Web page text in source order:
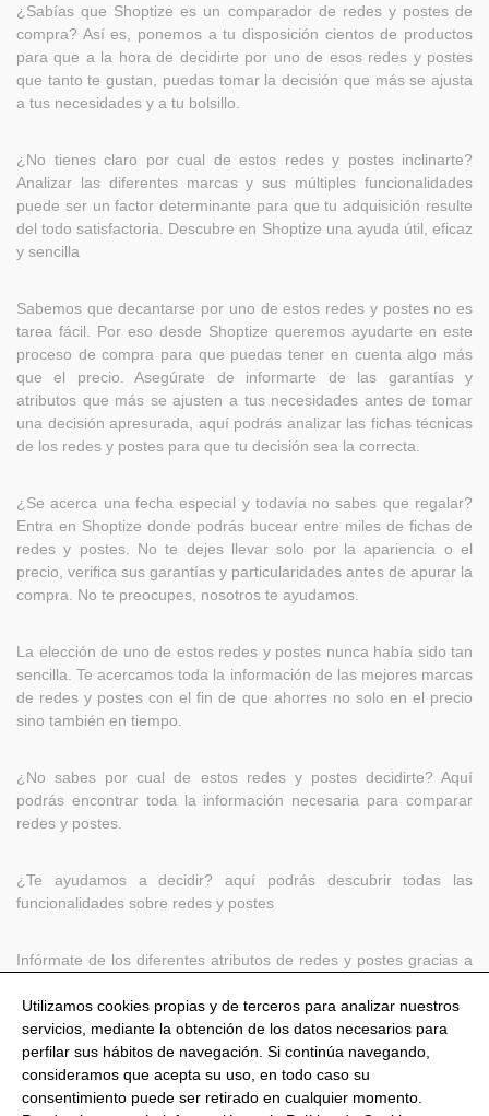
¿Sabías que Shoptize es un comparador de redes y postes de
compra? Así es, ponemos a tu disposición cientos de productos
para que a la hora de decidirte por uno de esos redes y postes
que tanto te gustan, puedas tomar la decisión que más se ajusta
a tus necesidades y a tu bolsillo.
¿No tienes claro por cual de estos redes y postes inclinarte?
Analizar las diferentes marcas y sus múltiples funcionalidades
puede ser un factor determinante para que tu adquisición resulte
del todo satisfactoria. Descubre en Shoptize una ayuda útil, eficaz
y sencilla
Sabemos que decantarse por uno de estos redes y postes no es
tarea fácil. Por eso desde Shoptize queremos ayudarte en este
proceso de compra para que puedas tener en cuenta algo más
que el precio. Asegúrate de informarte de las garantías y
atributos que más se ajusten a tus necesidades antes de tomar
una decisión apresurada, aquí podrás analizar las fichas técnicas
de los redes y postes para que tu decisión sea la correcta.
¿Se acerca una fecha especial y todavía no sabes que regalar?
Entra en Shoptize donde podrás bucear entre miles de fichas de
redes y postes. No te dejes llevar solo por la apariencia o el
precio, verifica sus garantías y particularidades antes de apurar la
compra. No te preocupes, nosotros te ayudamos.
La elección de uno de estos redes y postes nunca había sido tan
sencilla. Te acercamos toda la información de las mejores marcas
de redes y postes con el fin de que ahorres no solo en el precio
sino también en tiempo.
¿No sabes por cual de estos redes y postes decidirte? Aquí
podrás encontrar toda la información necesaria para comparar
redes y postes.
¿Te ayudamos a decidir? aquí podrás descubrir todas las
funcionalidades sobre redes y postes
Infórmate de los diferentes atributos de redes y postes gracias a
Utilizamos cookies propias y de terceros para analizar nuestros
servicios, mediante la obtención de los datos necesarios para
perfilar sus hábitos de navegación. Si continúa navegando,
consideramos que acepta su uso, en todo caso su
consentimiento puede ser retirado en cualquier momento.